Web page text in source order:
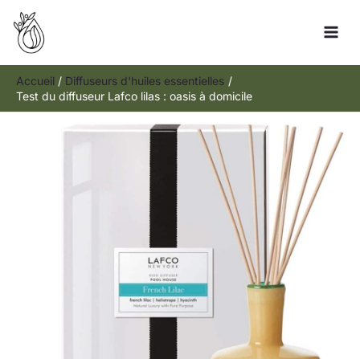
Aller
contenu
Accueil
Diffuseurs d'huiles essentielles
Test du diffuseur Lafco lilas : oasis à domicile
Rechercher